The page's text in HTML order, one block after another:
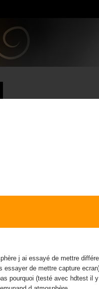
j ai essayé de mettre
essayer de mettre capture
pourquoi (testé avec hdtest